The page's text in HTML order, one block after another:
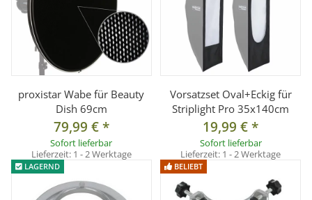
proxistar Wabe für Beauty
Dish 69cm
79,99 €*
Sofort lieferbar
Lieferzeit: 1 - 2 Werktage
Vorsatzset Oval+Eckig für
Striplight Pro 35x140cm
19,99 €*
Sofort lieferbar
Lieferzeit: 1 - 2 Werktage
LAGERND BELIEBT